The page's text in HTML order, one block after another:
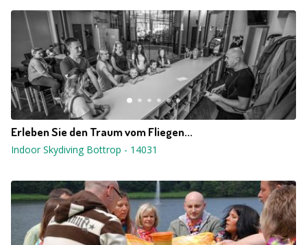
Erleben Sie den Traum vom Fliegen...
Indoor Skydiving Bottrop - 14031